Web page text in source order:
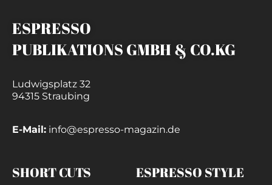
ESPRESSO
PUBLIKATIONS GMBH & CO.KG
Ludwigsplatz 32
94315 Straubing
E-Mail: info@espresso-magazin.de
SHORT CUTS ESPRESSO STYLE